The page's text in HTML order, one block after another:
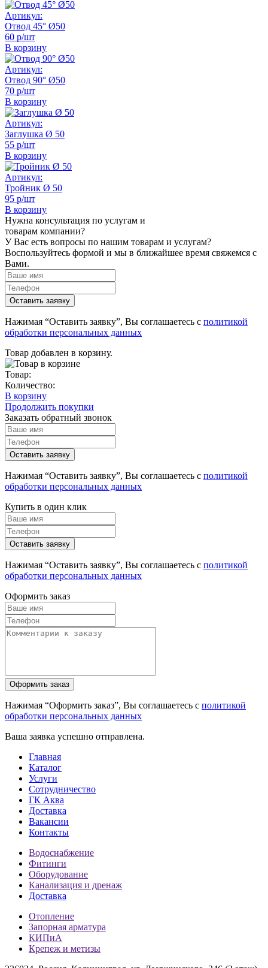
Артикул:
Отвод 45° Ø50
60 р/шт
В корзину
Артикул:
Отвод 90° Ø50
70 р/шт
В корзину
Артикул:
Заглушка Ø 50
55 р/шт
В корзину
Артикул:
Тройник Ø 50
95 р/шт
В корзину
Нужна консультация по услугам и
товарам компании?
У Вас есть вопросы по нашим товарам и услугам?
Воспользуйтесь формой и мы в ближайшее время свяжемся с
Вами.
Нажимая “Оставить заявку”, Вы соглашаетесь с политикой
обработки персональных данных
Товар добавлен в корзину.
Товар:
Количество:
В корзину
Продолжить покупки
Заказать обратный звонок
Нажимая “Оставить заявку”, Вы соглашаетесь с политикой
обработки персональных данных
Купить в один клик
Нажимая “Оставить заявку”, Вы соглашаетесь с политикой
обработки персональных данных
Оформить заказ
Нажимая “Оформить заказ”, Вы соглашаетесь с политикой
обработки персональных данных
Ваша заявка успешно отправлена.
Главная
Каталог
Услуги
Сотрудничество
ГК Аква
Доставка
Вакансии
Контакты
Водоснабжение
Фитинги
Оборудование
Канализация и дренаж
Доставка
Отопление
Запорная арматура
КИПиА
Крепеж и метизы